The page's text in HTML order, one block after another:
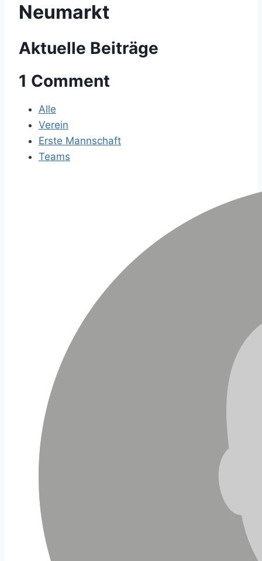
Neumarkt
Aktuelle Beiträge
1 Comment
Alle
Verein
Erste Mannschaft
Teams